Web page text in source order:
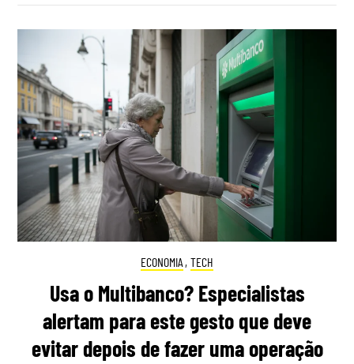
ECONOMIA , TECH
Usa o Multibanco? Especialistas
alertam para este gesto que deve
evitar depois de fazer uma operação